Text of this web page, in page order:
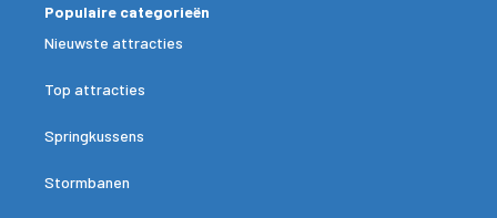
Populaire categorieën
Nieuwste attracties
Top attracties
Springkussens
Stormbanen